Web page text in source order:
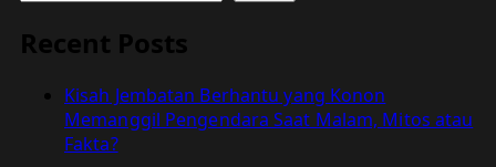
Recent Posts
Kisah Jembatan Berhantu yang Konon
Memanggil Pengendara Saat Malam, Mitos atau
Fakta?